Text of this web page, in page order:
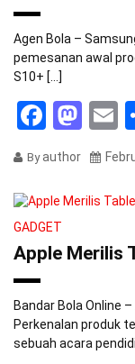
Agen Bola –
pemesanan awal
S10+ […]
Byauthor
GADGET
Apple Merilis
Bandar Bola Online
Perkenalan produk
sebuah acara